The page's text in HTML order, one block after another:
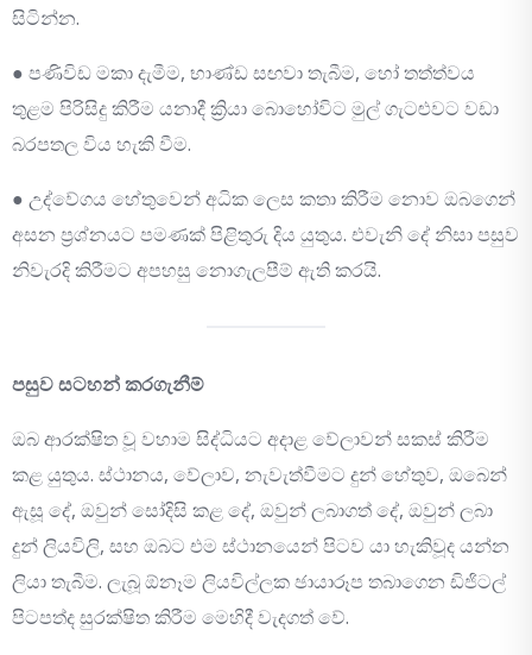
සිටින්න.
● පණිවිඩ මකා දැමීම, භාණ්ඩ සඟවා තැබීම, හෝ තත්ත්වය
තුළම පිරිසිදු කිරීම යනාදී ක්‍රියා බොහෝවිට මුල් ගැටළුවට වඩා
බරපතල විය හැකි වීම.
● උද්වේගය හේතුවෙන් අධික ලෙස කතා කිරීම නොව ඔබගෙන්
අසන ප්‍රශ්නයට පමණක් පිළිතුරු දිය යුතුය. එවැනි දේ නිසා පසුව
නිවැරදි කිරීමට අපහසු නොගැලපීම් ඇති කරයි.
පසුව සටහන් කරගැනීම්
ඔබ ආරක්ෂිත වූ වහාම සිද්ධියට අදාළ වේලාවන් සකස් කිරීම
කළ යුතුය. ස්ථානය, වේලාව, නැවැත්වීමට දුන් හේතුව, ඔබෙන්
ඇසූ දේ, ඔවුන් සෝදිසි කළ දේ, ඔවුන් ලබාගත් දේ, ඔවුන් ලබා
දුන් ලියවිලි, සහ ඔබට එම ස්ථානයෙන් පිටව යා හැකිවූද යන්න
ලියා තැබීම. ලැබූ ඕනෑම ලියවිල්ලක ඡායාරූප තබාගෙන ඩිජිටල්
පිටපත්ද සුරක්ෂිත කිරීම මෙහිදී වැදගත් වේ.